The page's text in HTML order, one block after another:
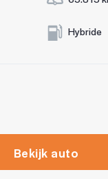
Hybride
Bekijk auto